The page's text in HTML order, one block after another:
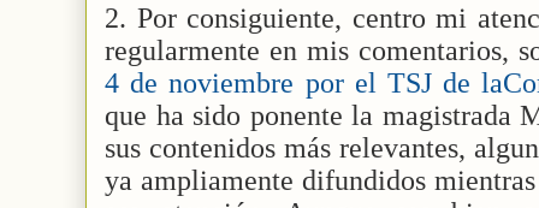
2. Por consiguiente, centro mi
regularmente en mis comentarios,
4 de noviembre por el TSJ de
que ha sido ponente la magistrada
sus contenidos más relevantes,
ya ampliamente difundidos